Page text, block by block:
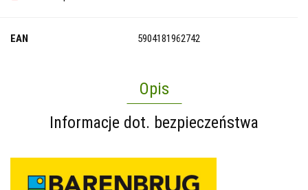
EAN 5904181962742
Opis
Informacje dot. bezpieczeństwa